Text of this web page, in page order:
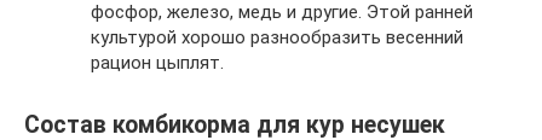
фосфор, железо, медь и другие. Этой ранней
культурой хорошо разнообразить весенний
рацион цыплят.
Состав комбикорма для кур несушек